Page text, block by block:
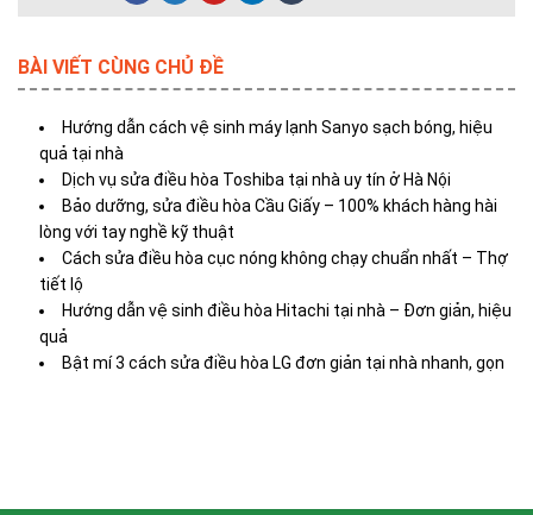
BÀI VIẾT CÙNG CHỦ ĐỀ
Hướng dẫn cách vệ sinh máy lạnh Sanyo sạch bóng, hiệu
quả tại nhà
Dịch vụ sửa điều hòa Toshiba tại nhà uy tín ở Hà Nội
Bảo dưỡng, sửa điều hòa Cầu Giấy – 100% khách hàng hài
lòng với tay nghề kỹ thuật
Cách sửa điều hòa cục nóng không chạy chuẩn nhất – Thợ
tiết lộ
Hướng dẫn vệ sinh điều hòa Hitachi tại nhà – Đơn giản, hiệu
quả
Bật mí 3 cách sửa điều hòa LG đơn giản tại nhà nhanh, gọn